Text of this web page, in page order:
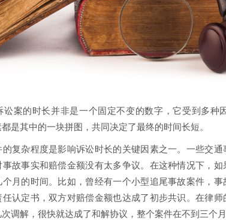
的时长并非是一个固定不变的数字，它受到多种
是其中的一块拼图，共同决定了最终的时间长短。
杂程度是影响诉讼时长的关键因素之一。一些交通
故事实和赔偿金额没有太多争议。在这种情况下，
月的时间。比如，曾经有一个小型追尾事故案件，
认定书，双方对赔偿金额也达成了初步共识。在律
调解，很快就达成了和解协议，整个案件在不到三个月